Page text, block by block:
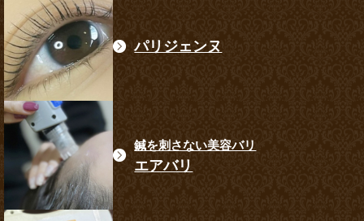
パリジェンヌ
鍼を刺さない美容バリ
エアバリ